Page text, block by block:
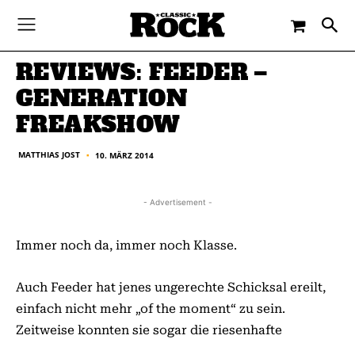
MATTHIAS JOST - 10. MÄRZ 2014
REVIEWS: FEEDER –
GENERATION
FREAKSHOW
MATTHIAS JOST ■ 10. MÄRZ 2014
- Advertisement -
Immer noch da, immer noch Klasse.
Auch Feeder hat jenes ungerechte Schicksal ereilt,
einfach nicht mehr „of the moment“ zu sein.
Zeitweise konnten sie sogar die riesenhafte